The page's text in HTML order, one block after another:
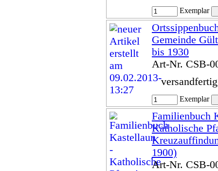
Exemplar
Gemeinde
bis 1930
Art-Nr. CSB-
Exemplar
Familienbuch
Katholische
1900)
Art-Nr. CSB-